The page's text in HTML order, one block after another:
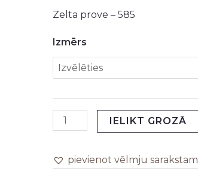
Zelta prove – 585
Izmērs
IELIKT GROZĀ
pievienot vēlmju sarakstam